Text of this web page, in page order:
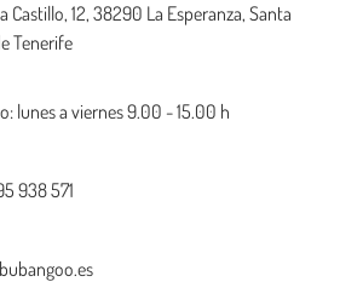
Castillo, 12, 38290 La Esperanza, Santa
Tenerife
lunes a viernes 9.00 - 15.00 h
938 571